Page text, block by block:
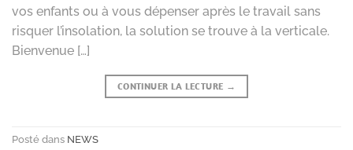
vos enfants ou à vous dépenser après le travail sans
risquer l’insolation, la solution se trouve à la verticale.
Bienvenue […]
CONTINUER LA LECTURE →
Posté dans NEWS